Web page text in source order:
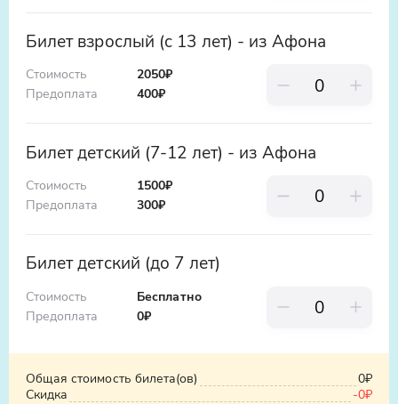
Билет взрослый (с 13 лет) - из Афона
Стоимость
Предоплата
2050₽
400₽
Билет детский (7-12 лет) - из Афона
Стоимость
Предоплата
1500₽
300₽
Билет детский (до 7 лет)
Стоимость
Предоплата
Бесплатно
0₽
Общая стоимость билета(ов)
0₽
Скидка
-0₽